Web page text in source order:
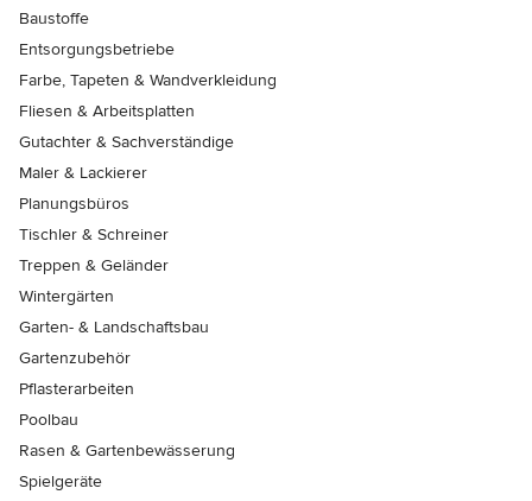
Baustoffe
Entsorgungsbetriebe
Farbe, Tapeten & Wandverkleidung
Fliesen & Arbeitsplatten
Gutachter & Sachverständige
Maler & Lackierer
Planungsbüros
Tischler & Schreiner
Treppen & Geländer
Wintergärten
Garten- & Landschaftsbau
Gartenzubehör
Pflasterarbeiten
Poolbau
Rasen & Gartenbewässerung
Spielgeräte